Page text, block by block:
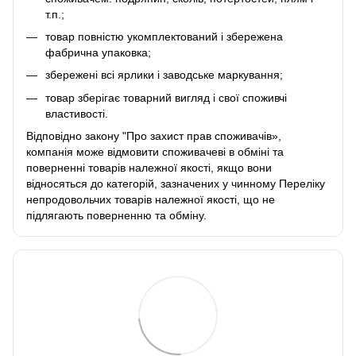
т.п.;
товар повністю укомплектований і збережена
фабрична упаковка;
збережені всі ярлики і заводське маркування;
товар зберігає товарний вигляд і свої споживчі
властивості.
Відповідно закону "Про захист прав споживачів»,
компанія може відмовити споживачеві в обміні та
поверненні товарів належної якості, якщо вони
відносяться до категорій, зазначених у чинному Переліку
непродовольчих товарів належної якості, що не
підлягають поверненню та обміну.